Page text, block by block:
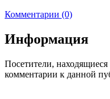
Комментарии (0)
Информация
Посетители, находящиеся
комментарии к данной